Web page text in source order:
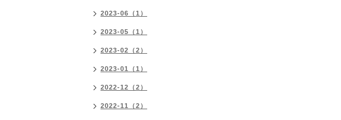
2023-06（1）
2023-05（1）
2023-02（2）
2023-01（1）
2022-12（2）
2022-11（2）